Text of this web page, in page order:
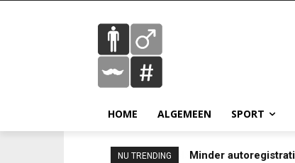
HOME ALGEMEEN SPORT
NU TRENDING Minder